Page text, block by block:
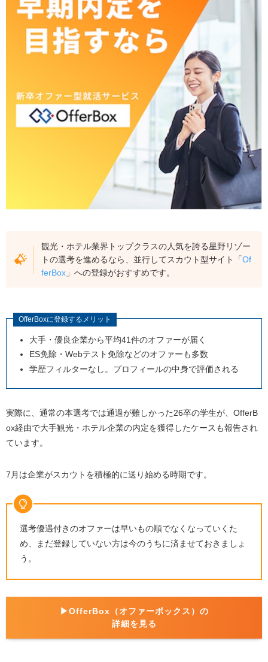
観光・ホテル業界トップクラスの人気を誇る星野リゾー
トの選考を進めるなら、並行してスカウト型サイト「Of
ferBox 」への登録がおすすめです。
OfferBoxに登録するメリット
大手・優良企業から平均41件のオファーが届く
ES免除・Webテスト免除などのオファーも多数
学歴フィルターなし。プロフィールの中身で評価される
実際に、通常の本選考では通過が難しかった26卒の学生が、OfferB
ox経由で大手観光・ホテル企業の内定を獲得したケースも報告され
ています。
7月は企業がスカウトを積極的に送り始める時期です。
選考優遇付きのオファーは早いもの順でなくなっていくた
め、まだ登録していない方は今のうちに済ませておきましょ
う。
▶︎OfferBox（オファーボックス）の
詳細を見る